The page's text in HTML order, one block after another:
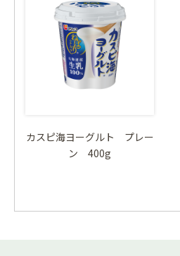
カスピ海ヨーグルト プレー
ン 400g